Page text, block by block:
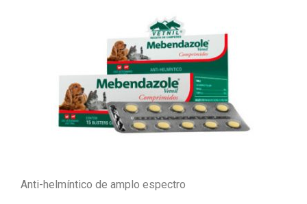
Anti-helmíntico de amplo espectro